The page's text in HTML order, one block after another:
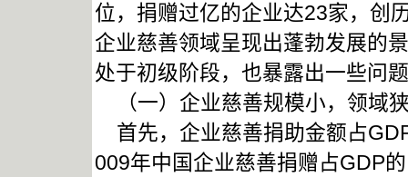
位，捐赠过亿的企业达23家，创
企业慈善领域呈现出蓬勃发展的
处于初级阶段，也暴露出一些问
（一）企业慈善规模小，领域
首先，企业慈善捐助金额占
009年中国企业慈善捐赠占GDP